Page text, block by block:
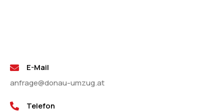
E-Mail
anfrage@donau-umzug.at
Telefon